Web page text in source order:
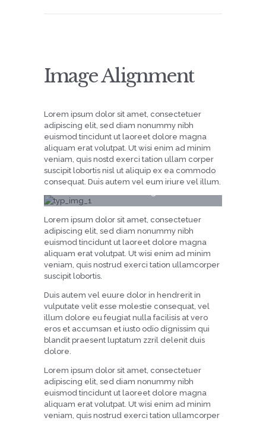
Image Alignment
Lorem ipsum dolor sit amet, consectetuer
adipiscing elit, sed diam nonummy nibh
euismod tincidunt ut laoreet dolore magna
aliquam erat volutpat. Ut wisi enim ad minim
veniam, quis nostd exerci tation ullam corper
suscipit lobortis nisl ut aliquip ex ea commodo
consequat. Duis autem vel eum iriure vel illum.
Lorem ipsum dolor sit amet, consectetuer
adipiscing elit, sed diam nonummy nibh
euismod tincidunt ut laoreet dolore magna
aliquam erat volutpat. Ut wisi enim ad minim
veniam, quis nostrud exerci tation ullamcorper
suscipit lobortis.
Duis autem vel euure dolor in hendrerit in
vulputate velit esse molestie consequat, vel
illum dolore eu feugiat nulla facilisis at vero
eros et accumsan et iusto odio dignissim qui
blandit praesent luptatum zzril delenit duis
dolore.
Lorem ipsum dolor sit amet, consectetuer
adipiscing elit, sed diam nonummy nibh
euismod tincidunt ut laoreet dolore magna
aliquam erat volutpat. Ut wisi enim ad minim
veniam, quis nostrud exerci tation ullamcorper